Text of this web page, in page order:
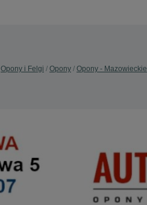
Opony i Felgi Opony Opony - Mazowieckie